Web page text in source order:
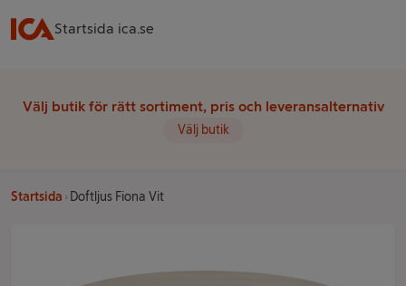
Startsida ica.se
Välj butik för rätt sortiment, pris och leveransalternativ
Välj butik
Startsida Doftljus Fiona Vit